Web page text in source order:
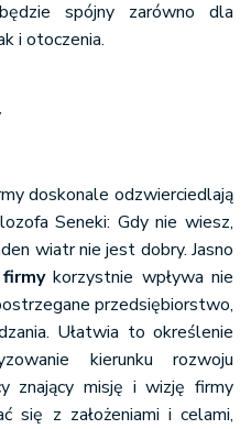
spójny zarówno dla
i otoczenia.
doskonale odzwierciedlają
Seneki: Gdy nie wiesz,
wiatr nie jest dobry. Jasno
korzystnie wpływa nie
przedsiębiorstwo,
Ułatwia to określenie
kierunku rozwoju
znający misję i wizję firmy
się z założeniami i celami,